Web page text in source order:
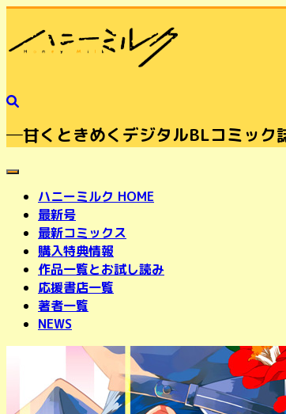
─甘くときめくデジタルBLコミッ
toggle navigation
ハニーミルク HOME
最新号
最新コミックス
購入特典情報
作品一覧とお試し読み
応援書店一覧
著者一覧
NEWS